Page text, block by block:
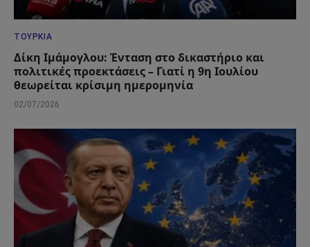
ΤΟΥΡΚΊΑ
Δίκη Ιμάμογλου: Ένταση στο δικαστήριο και
πολιτικές προεκτάσεις – Γιατί η 9η Ιουλίου
θεωρείται κρίσιμη ημερομηνία
02/07/2026